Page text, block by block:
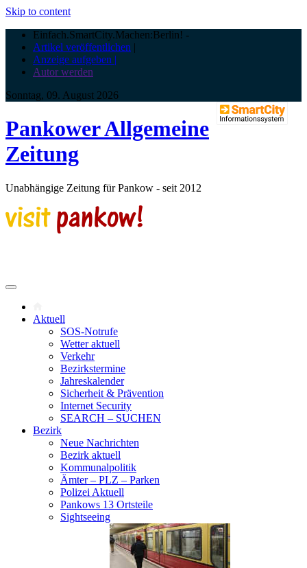
Skip to content
Einfach.SmartCity.Machen:Berlin! -
Artikel veröffentlichen |
Anzeige aufgeben |
Autor werden
Sonntag, 09. August 2026
Pankower Allgemeine
Zeitung
Unabhängige Zeitung für Pankow - seit 2012
Aktuell
SOS-Notrufe
Wetter aktuell
Verkehr
Bezirkstermine
Jahreskalender
Sicherheit & Prävention
Internet Security
SEARCH – SUCHEN
Bezirk
Neue Nachrichten
Bezirk aktuell
Kommunalpolitik
Ämter – PLZ – Parken
Polizei Aktuell
Pankows 13 Ortsteile
Sightseeing